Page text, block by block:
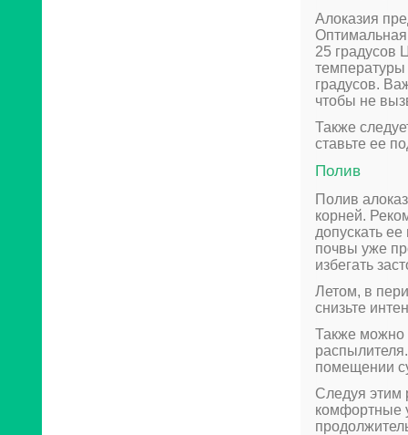
Алоказия
Оптимальная
25 градусов
температуры
градусов.
чтобы не
Также
ставьте ее
Полив
Полив
корней.
допускать
почвы уже
избегать
Летом, в
снизьте
Также можно
помещении
Следуя этим
комфортные